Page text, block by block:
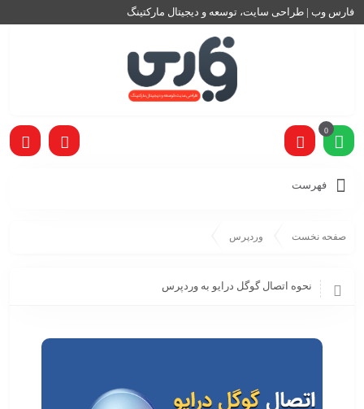
فارس وب | طراحی سایت، توسعه و دیجیتال مارکتینگ
0
فهرست
صفحه نخست وردپرس
نحوه اتصال گوگل درایو به وردپرس